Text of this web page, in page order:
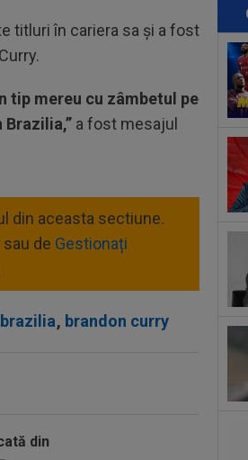
titluri în cariera sa și a fost
tip mereu cu zâmbetul pe
a fost mesajul
din aceasta sectiune.
de Gestionați
, brandon curry
din
un...